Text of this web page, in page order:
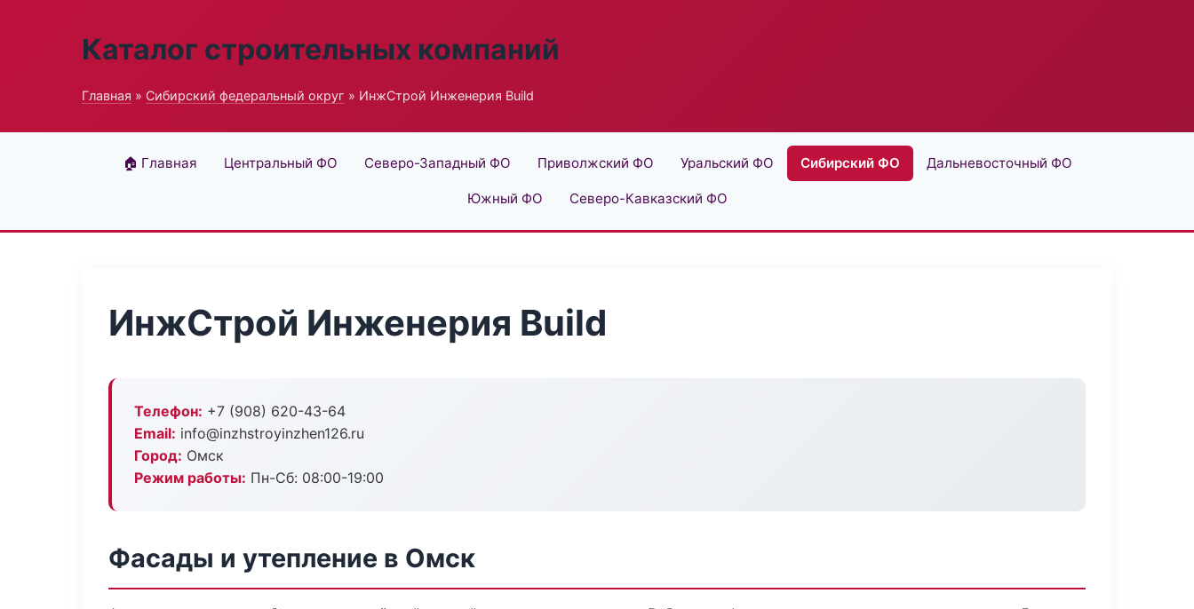
Каталог строительных компаний
Главная » Сибирский федеральный округ » ИнжСтрой Инженерия Build
🏠 Главная Центральный ФО Северо-Западный ФО Приволжский ФО Уральский ФО Сибирский ФО Дальневосточный ФО
Южный ФО Северо-Кавказский ФО
ИнжСтрой Инженерия Build
Телефон: +7 (908) 620-43-64
Email: info@inzhstroyinzhen126.ru
Город: Омск
Режим работы: Пн-Сб: 08:00-19:00
Фасады и утепление в Омск